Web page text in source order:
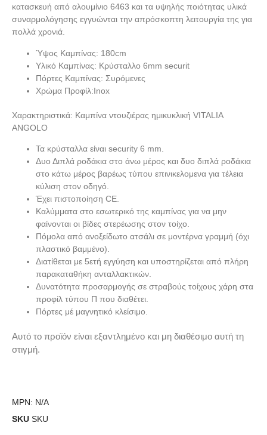
κατασκευή από αλουμίνιο 6463 και τα υψηλής ποιότητας υλικά
συναρμολόγησης εγγυώνται την απρόσκοπτη λειτουργία της για
πολλά χρονιά.
Ύψος Καμπίνας: 180cm
Υλικό Καμπίνας: Κρύσταλλο 6mm securit
Πόρτες Καμπίνας: Συρόμενες
Χρώμα Προφίλ:Inox
Χαρακτηριστικά: Καμπίνα ντουζιέρας ημικυκλική VITALIA
ANGOLO
Τα κρύσταλλα είναι security 6 mm.
Δυο Διπλά ροδάκια στο άνω μέρος και δυο διπλά ροδάκια
στο κάτω μέρος βαρέως τύπου επινικελομενα για τέλεια
κύλιση στον οδηγό.
Έχει πιστοποίηση CE.
Καλύμματα στο εσωτερικό της καμπίνας για να μην
φαίνονται οι βίδες στερέωσης στον τοίχο.
Πόμολα από ανοξείδωτο ατσάλι σε μοντέρνα γραμμή (όχι
πλαστικό βαμμένο).
Διατίθεται με 5ετή εγγύηση και υποστηρίζεται από πλήρη
παρακαταθήκη ανταλλακτικών.
Δυνατότητα προσαρμογής σε στραβούς τοίχους χάρη στα
προφίλ τύπου Π που διαθέτει.
Πόρτες μέ μαγνητικό κλείσιμο.
Αυτό το προϊόν είναι εξαντλημένο και μη διαθέσιμο αυτή τη
στιγμή.
MPN: N/A
SKU SKU